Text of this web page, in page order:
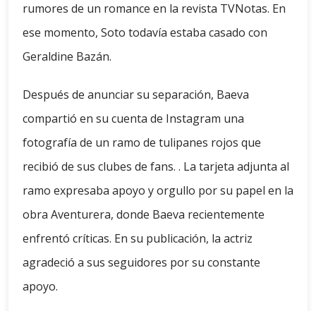
rumores de un romance en la revista TVNotas. En
ese momento, Soto todavía estaba casado con
Geraldine Bazán.
Después de anunciar su separación, Baeva
compartió en su cuenta de Instagram una
fotografía de un ramo de tulipanes rojos que
recibió de sus clubes de fans. . La tarjeta adjunta al
ramo expresaba apoyo y orgullo por su papel en la
obra Aventurera, donde Baeva recientemente
enfrentó críticas. En su publicación, la actriz
agradeció a sus seguidores por su constante
apoyo.